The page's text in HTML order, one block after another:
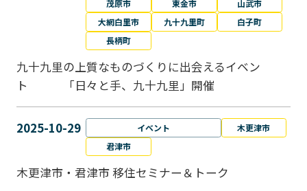
茂原市
東金市
山武市
大網白里市
九十九里町
白子町
長柄町
九十九里の上質なものづくりに出会えるイベン
ト 「日々と手、九十九里」開催
2025-10-29 イベント
木更津市
君津市
木更津市・君津市 移住セミナー＆トーク